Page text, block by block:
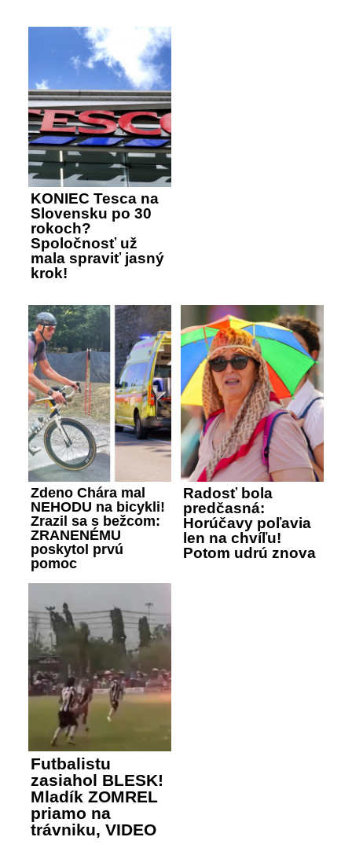
KONIEC Tesca na
Slovensku po 30
rokoch?
Spoločnosť už
mala spraviť jasný
krok!
Zdeno Chára mal
NEHODU na bicykli!
Zrazil sa s bežcom:
ZRANENÉMU
poskytol prvú
pomoc
Radosť bola
predčasná:
Horúčavy poľavia
len na chvíľu!
Potom udrú znova
Futbalistu
zasiahol BLESK!
Mladík ZOMREL
priamo na
trávniku, VIDEO